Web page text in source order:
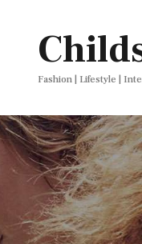
Fashion | Lifestyle |